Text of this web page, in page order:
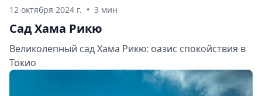
12 октября 2024 г. • 3 мин
Сад Хама Рикю
Великолепный сад Хама Рикю: оазис спокойствия в
Токио